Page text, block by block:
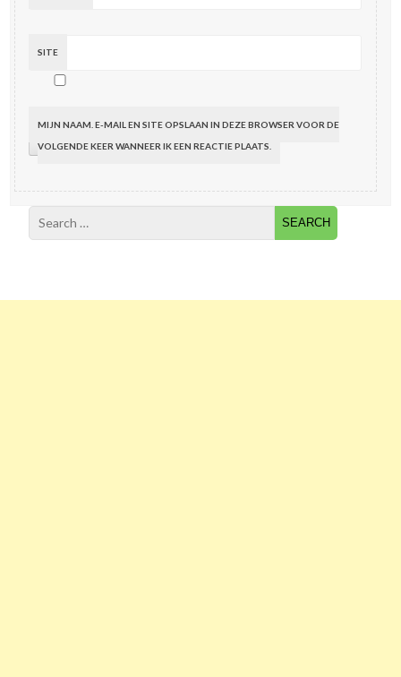
SITE
MIJN NAAM, E-MAIL EN SITE OPSLAAN IN DEZE BROWSER VOOR DE
VOLGENDE KEER WANNEER IK EEN REACTIE PLAATS.